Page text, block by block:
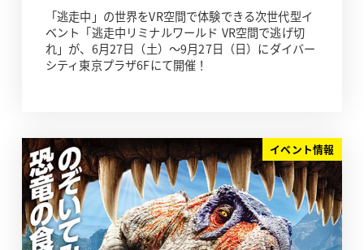
「逃走中」の世界をVR空間で体験できる次世代型イ
ベント「逃走中リミナルワールド VR空間で逃げ切
れ」が、6月27日（土）～9月27日（日）にダイバー
シティ東京プラザ6Fにて開催！
イベント情報